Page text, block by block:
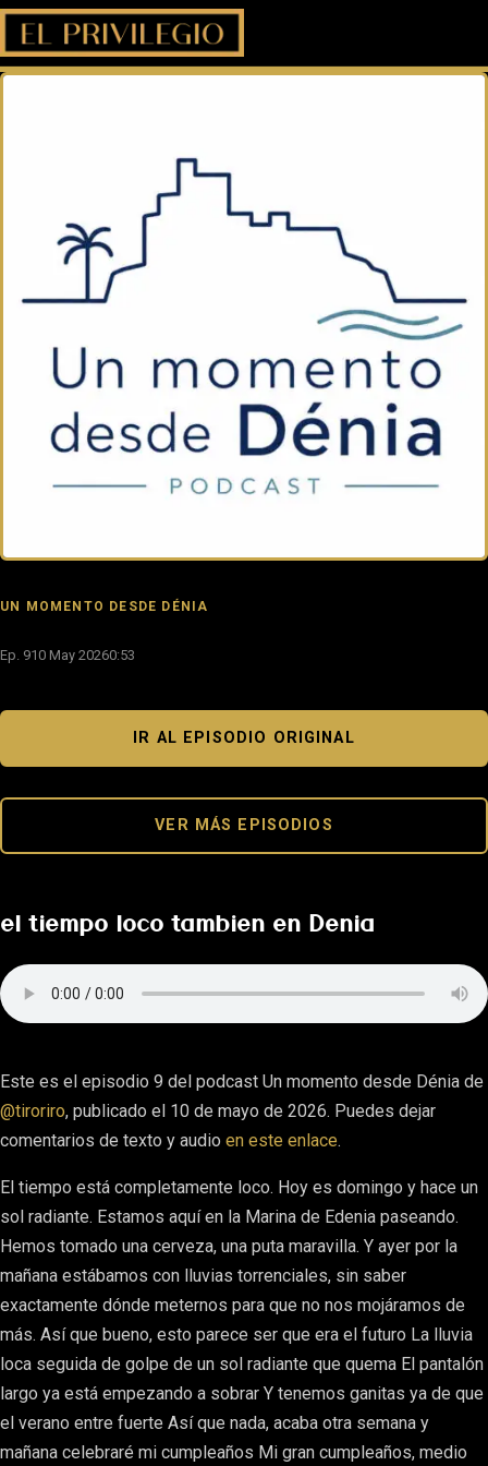
UN MOMENTO DESDE DÉNIA
Ep. 910 May 20260:53
IR AL EPISODIO ORIGINAL
VER MÁS EPISODIOS
el tiempo loco tambien en Denia
Este es el episodio 9 del podcast Un momento desde Dénia de
@tiroriro, publicado el 10 de mayo de 2026. Puedes dejar
comentarios de texto y audio en este enlace.
El tiempo está completamente loco. Hoy es domingo y hace un
sol radiante. Estamos aquí en la Marina de Edenia paseando.
Hemos tomado una cerveza, una puta maravilla. Y ayer por la
mañana estábamos con lluvias torrenciales, sin saber
exactamente dónde meternos para que no nos mojáramos de
más. Así que bueno, esto parece ser que era el futuro La lluvia
loca seguida de golpe de un sol radiante que quema El pantalón
largo ya está empezando a sobrar Y tenemos ganitas ya de que
el verano entre fuerte Así que nada, acaba otra semana y
mañana celebraré mi cumpleaños Mi gran cumpleaños, medio